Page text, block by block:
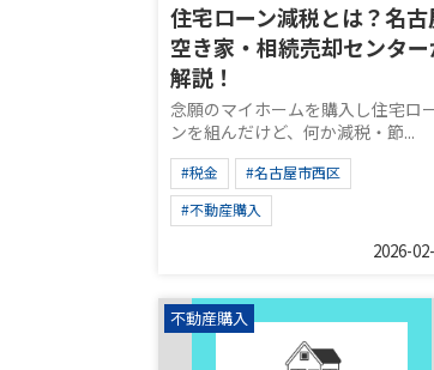
住宅ローン減税とは？名古
空き家・相続売却センタ
解説！
念願のマイホームを購入し住宅ロ
ンを組んだけど、何か減税・節...
#税金
#名古屋市西区
#不動産購入
2026-
不動産購入